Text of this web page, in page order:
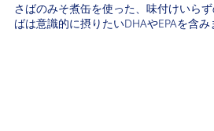
さばのみそ煮缶を使った、味付けいら
ばは意識的に摂りたいDHAやEPAを含み